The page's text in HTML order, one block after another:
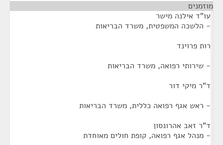
מוזמנים
עו"ד אילנה מישר
- הלשכה המשפטית, משרד הבריאות
רות פרוינד
- שירותי רפואה, משרד הבריאות
ד"ר מיקי דור
- ראש אגף רפואה כללית, משרד הבריאות
ד"ר זאב אהרונסון
- מנהל אגף רפואה, קופת חולים מאוחדת